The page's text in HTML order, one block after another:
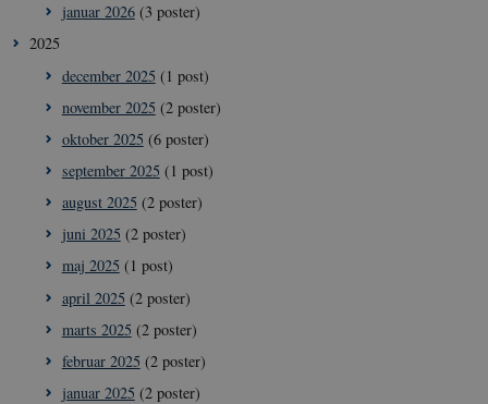
januar 2026(3 poster)
2025
december 2025 (1 post)
november 2025 (2 poster)
oktober 2025 (6 poster)
september 2025 (1 post)
august 2025 (2 poster)
juni 2025 (2 poster)
maj 2025 (1 post)
april 2025 (2 poster)
marts 2025 (2 poster)
februar 2025 (2 poster)
januar 2025 (2 poster)